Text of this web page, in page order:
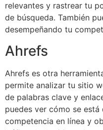
relevantes y rastrear tu
de búsqueda. También
desempeñando tu
Ahrefs
Ahrefs es otra
permite analizar tu sitio
de palabras clave y
puedes ver cómo se está
competencia en línea y